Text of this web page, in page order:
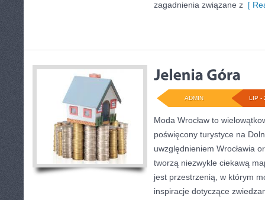
zagadnienia związane z [
LIP -
ADMIN
Moda Wrocław to
poświęcony turystyce na
uwzględnieniem Wrocławia
tworzą niezwykle ciekawą
jest przestrzenią, w którym
inspiracje dotyczące